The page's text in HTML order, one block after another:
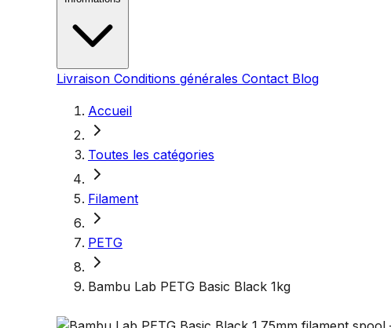
Livraison Conditions générales Contact Blog
Accueil
Toutes les catégories
Filament
PETG
Bambu Lab PETG Basic Black 1kg